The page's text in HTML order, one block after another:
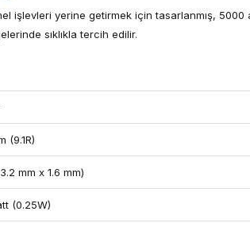
işlevleri yerine getirmek için tasarlanmış,
sıklıkla tercih edilir.
(9.1R)
mm x 1.6 mm)
(0.25W)